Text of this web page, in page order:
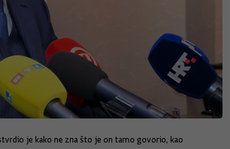
je kako ne zna što je on tamo govorio, kao